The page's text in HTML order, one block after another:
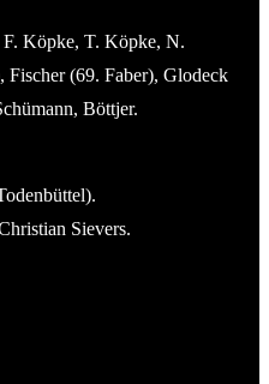
Köpke, T. Köpke, N.
Fischer (69. Faber), Glodeck
Böttjer.
Sievers.